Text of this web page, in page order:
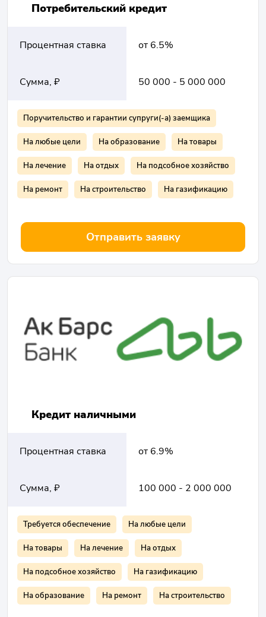
Потребительский кредит
Процентная ставка от 6.5%
Сумма, ₽ 50 000 - 5 000 000
Поручительство и гарантии супруги(-а) заемщика
На любые цели На образование На товары
На лечение На отдых На подсобное хозяйство
На ремонт На строительство На газификацию
Отправить заявку
Кредит наличными
Процентная ставка от 6.9%
Сумма, ₽ 100 000 - 2 000 000
Требуется обеспечение На любые цели
На товары На лечение На отдых
На подсобное хозяйство На газификацию
На образование На ремонт На строительство